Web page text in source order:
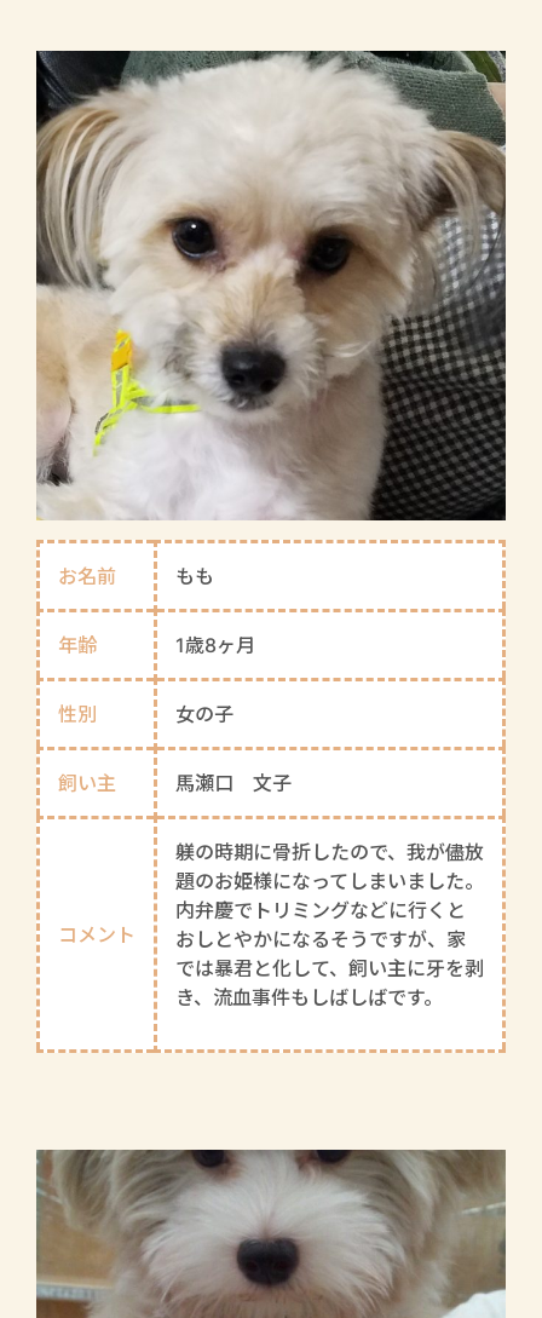
お名前 もも
年齢 1歳8ヶ月
性別 女の子
飼い主 馬瀬口 文子
コメント
躾の時期に骨折したので、我が儘放
題のお姫様になってしまいました。
内弁慶でトリミングなどに行くと
おしとやかになるそうですが、家
では暴君と化して、飼い主に牙を剥
き、流血事件もしばしばです。